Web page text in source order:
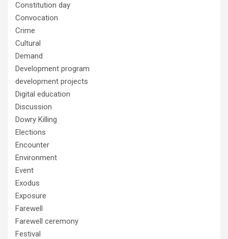
Constitution day
Convocation
Crime
Cultural
Demand
Development program
development projects
Digital education
Discussion
Dowry Killing
Elections
Encounter
Environment
Event
Exodus
Exposure
Farewell
Farewell ceremony
Festival